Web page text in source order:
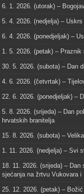
6. 1. 2026. (utorak) –
5. 4. 2026. (nedjelja) – Uskrs
6. 4. 2026. (ponedjeljak) –
1. 5. 2026. (petak) – Praznik
30. 5. 2026. (subota) – Dan
4. 6. 2026. (četvrtak) –
22. 6. 2026. (ponedjeljak) –
5. 8. 2026. (srijeda) – Dan
hrvatskih branitelja
15. 8. 2026. (subota) –
1. 11. 2026. (nedjelja) – Svi
18. 11. 2026. (srijeda) –
sjećanja na žrtvu Vukovara i
25. 12. 2026. (petak) – Božić